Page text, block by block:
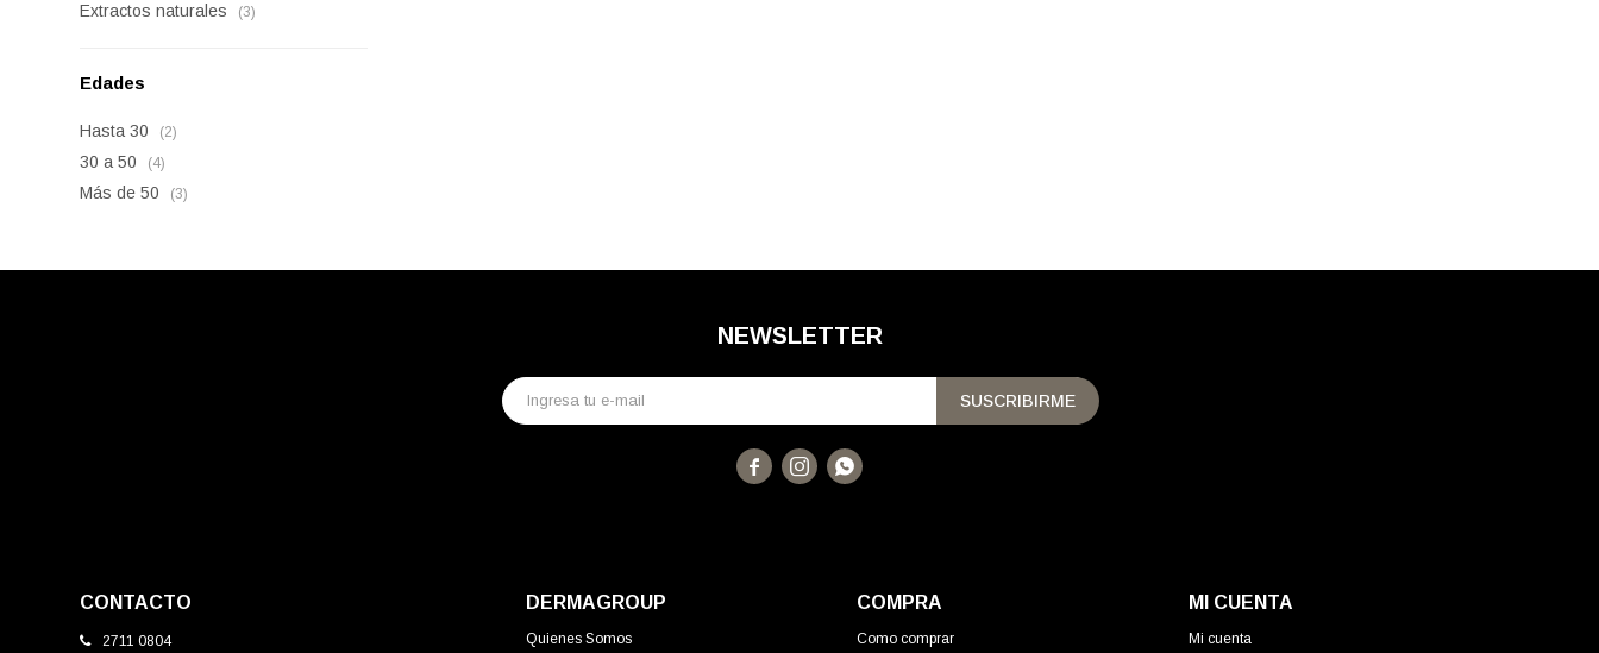
Extractos naturales (3)
Edades
Hasta 30 (2)
30 a 50 (4)
Más de 50 (3)
CONTACTO
2711 0804
DERMAGROUP
Quienes Somos
COMPRA
Como comprar
MI CUENTA
Mi cuenta
NEWSLETTER
SUSCRIBIRME
  